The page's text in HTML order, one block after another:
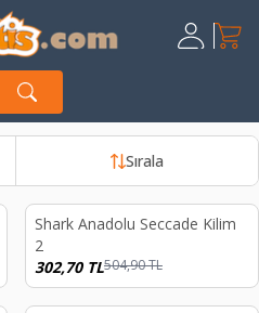
Üye
Kayıt Ol
Sepet
Sırala
%40
Shark Anadolu Seccade Kilim
2
302,70TL504,90TL